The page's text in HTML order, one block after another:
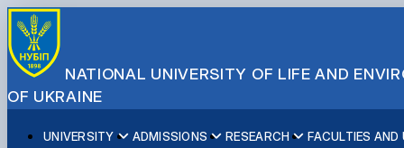
NATIONAL UNIVERSITY OF LIFE AND
OF UKRAINE
UNIVERSITY ADMISSIONS RESEARCH FACULTIES AND